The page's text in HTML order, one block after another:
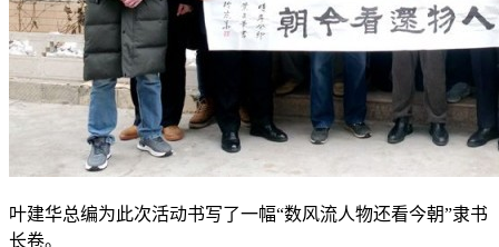
叶建华总编为此次活动书写了一幅“数风流人物还看今朝”隶书
长卷。